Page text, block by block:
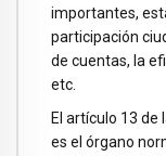
importantes,
participación
de cuentas, la
etc.
El artículo 13 de
es el órgano